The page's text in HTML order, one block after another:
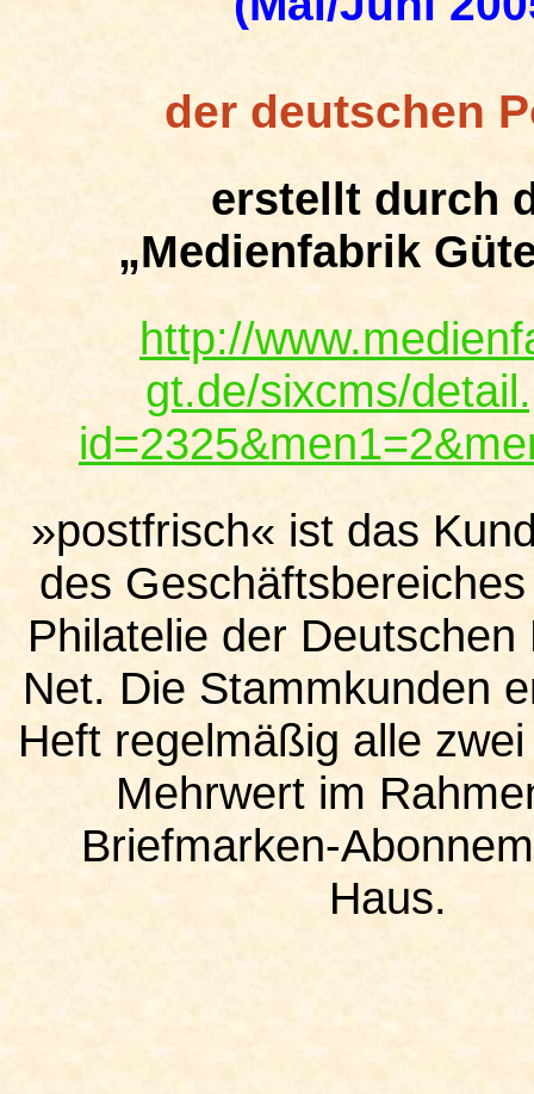
der deutschen
erstellt durch
„Medienfabrik
http://
gt.de/sixcms/
»postfrisch« ist das
des
Philatelie der Deutschen
Net. Die Stammkunden
Heft regelmäßig alle
Mehrwert im
Briefmarken-
Haus.